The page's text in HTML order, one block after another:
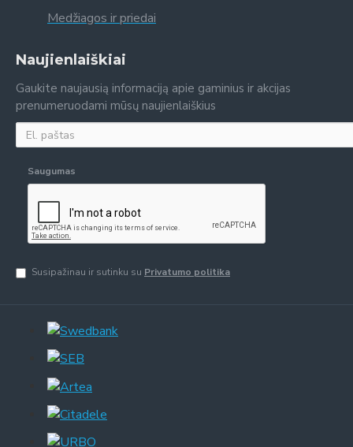
Medžiagos ir priedai
Naujienlaiškiai
Gaukite naujausią informaciją apie gaminius ir akcijas
prenumeruodami mūsų naujienlaiškius
Saugumas
Susipažinau ir sutinku su Privatumo politika